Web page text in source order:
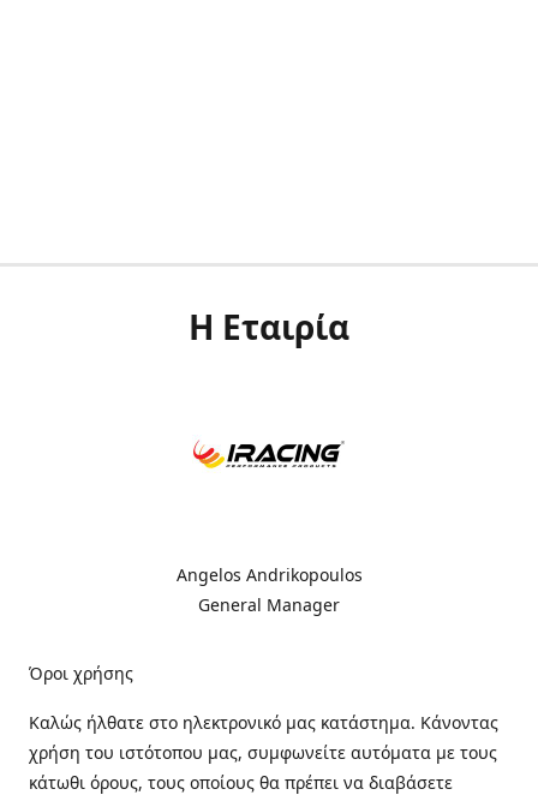
Η Εταιρία
Angelos Andrikopoulos
General Manager
Όροι χρήσης
Καλώς ήλθατε στo ηλεκτρονικό μας κατάστημα. Κάνοντας
χρήση του ιστότοπου μας, συμφωνείτε αυτόματα με τους
κάτωθι όρους, τους οποίους θα πρέπει να διαβάσετε